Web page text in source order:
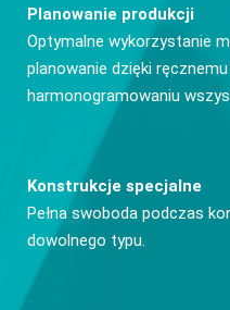
Planowanie produkcji
Optymalne wykorzystanie
planowanie dzięki
harmonogramowaniu
Konstrukcje specjalne
Pełna swoboda podczas
dowolnego typu.